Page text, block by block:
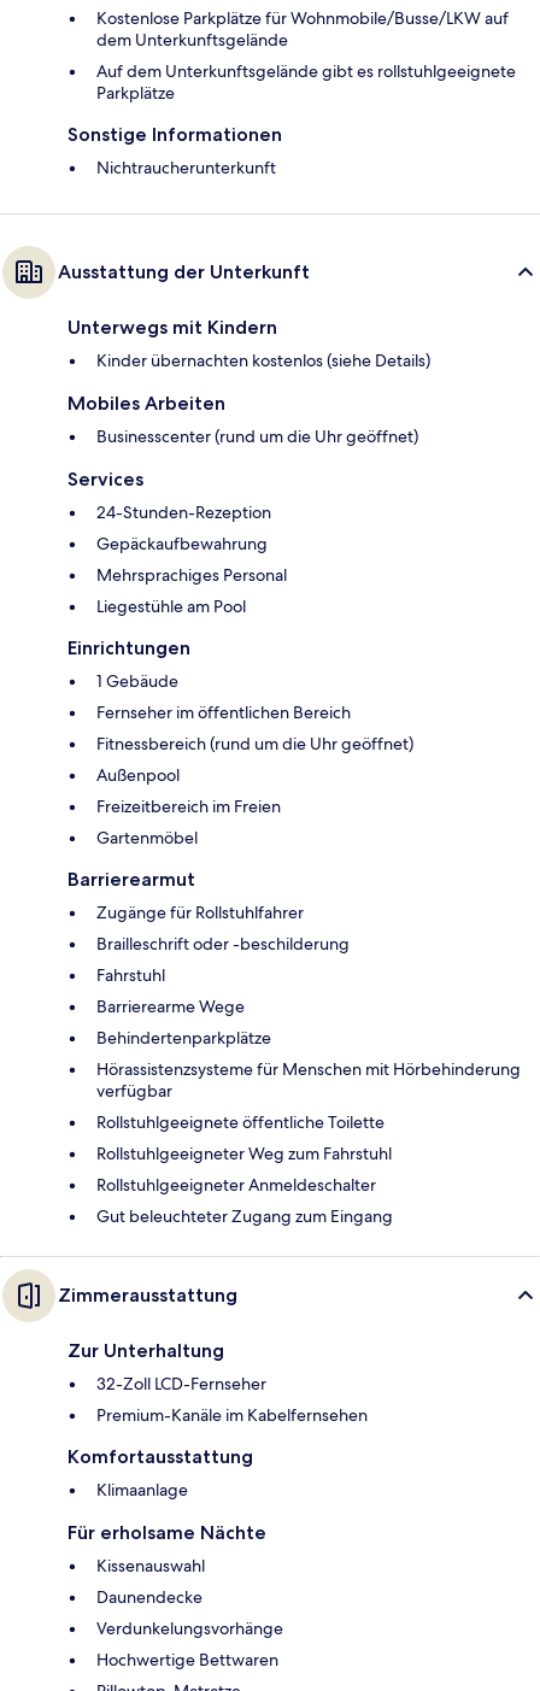
Kostenlose Parkplätze für Wohnmobile/Busse/LKW auf
dem Unterkunftsgelände
Auf dem Unterkunftsgelände gibt es rollstuhlgeeignete
Parkplätze
Sonstige Informationen
Nichtraucherunterkunft
Ausstattung der Unterkunft
Unterwegs mit Kindern
Kinder übernachten kostenlos (siehe Details)
Mobiles Arbeiten
Businesscenter (rund um die Uhr geöffnet)
Services
24-Stunden-Rezeption
Gepäckaufbewahrung
Mehrsprachiges Personal
Liegestühle am Pool
Einrichtungen
1 Gebäude
Fernseher im öffentlichen Bereich
Fitnessbereich (rund um die Uhr geöffnet)
Außenpool
Freizeitbereich im Freien
Gartenmöbel
Barrierearmut
Zugänge für Rollstuhlfahrer
Brailleschrift oder -beschilderung
Fahrstuhl
Barrierearme Wege
Behindertenparkplätze
Hörassistenzsysteme für Menschen mit Hörbehinderung
verfügbar
Rollstuhlgeeignete öffentliche Toilette
Rollstuhlgeeigneter Weg zum Fahrstuhl
Rollstuhlgeeigneter Anmeldeschalter
Gut beleuchteter Zugang zum Eingang
Zimmerausstattung
Zur Unterhaltung
32-Zoll LCD-Fernseher
Premium-Kanäle im Kabelfernsehen
Komfortausstattung
Klimaanlage
Für erholsame Nächte
Kissenauswahl
Daunendecke
Verdunkelungsvorhänge
Hochwertige Bettwaren